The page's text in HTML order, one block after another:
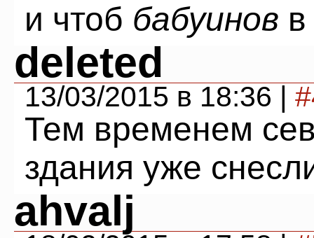
и чтоб бабуинов
deleted
13/03/2015 в 18:36 |
Тем временем
здания уже
ahvalj